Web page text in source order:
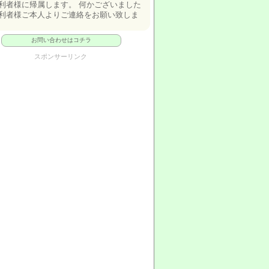
者様に帰属します。 何かございました
者様ご本人よりご連絡をお願い致しま
お問い合わせはコチラ
スポンサーリンク